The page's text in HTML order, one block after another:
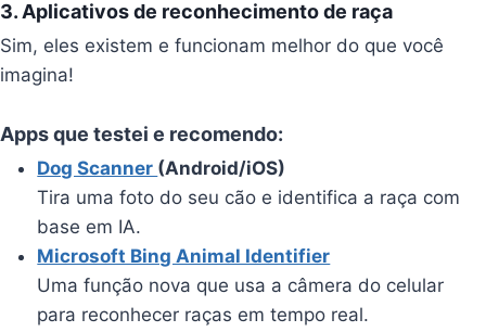
3. Aplicativos de reconhecimento de raça
Sim, eles existem e funcionam melhor do que você
imagina!
Apps que testei e recomendo:
Dog Scanner (Android/iOS)
Tira uma foto do seu cão e identifica a raça com
base em IA.
Microsoft Bing Animal Identifier
Uma função nova que usa a câmera do celular
para reconhecer raças em tempo real.